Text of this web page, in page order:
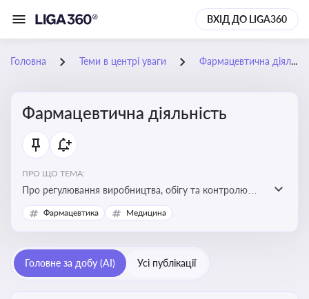
ВХІД ДО LIGA360
Головна Теми в центрі уваги Фармацевтична діяльність
Фармацевтична діяльність
ПРО ЩО ТЕМА:
Про регулювання виробництва, обігу та контролю
лікарських засобів для легальної роботи компаній та
аптек, з дотриманням стандартів якості та безпеки
Фармацевтика Медицина
Головне за добу (AI) Усі публікації